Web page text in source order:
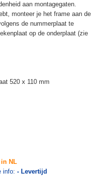
aan montagegaten.
monteer je het frame aan de
de nummerplaat te
op de onderplaat (zie
520 x 110 mm
in NL
info: - Levertijd